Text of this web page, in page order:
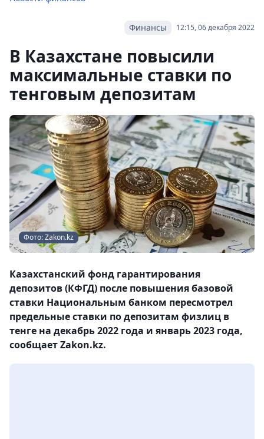
12:15, 06 декабря 2022
Финансы
В Казахстане повысили
максимальные ставки по
тенговым депозитам
Фото: Zakon.kz
Казахстанский фонд гарантирования
депозитов (КФГД) после повышения базовой
ставки Национальным банком пересмотрел
предельные ставки по депозитам физлиц в
тенге на декабрь 2022 года и январь 2023 года,
сообщает Zakon.kz.